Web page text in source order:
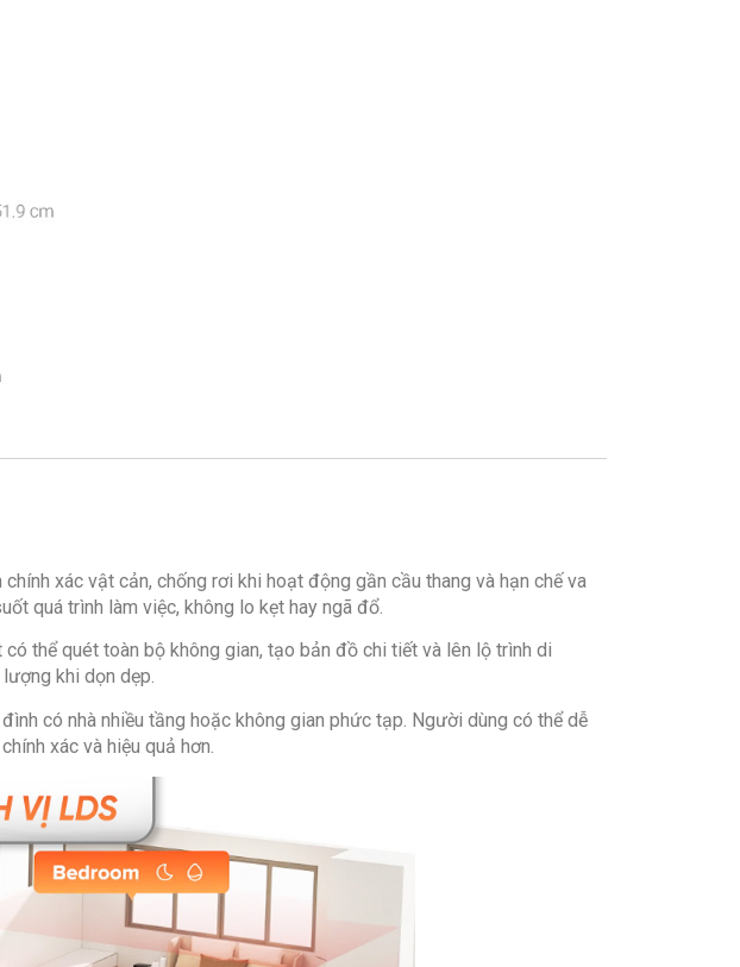
xác vật cản, chống rơi khi hoạt động gần cầu thang và hạn chế va
quá trình làm việc, không lo kẹt hay ngã đổ.
thể quét toàn bộ không gian, tạo bản đồ chi tiết và lên lộ trình di
khi dọn dẹp.
có nhà nhiều tầng hoặc không gian phức tạp. Người dùng có thể dễ
xác và hiệu quả hơn.